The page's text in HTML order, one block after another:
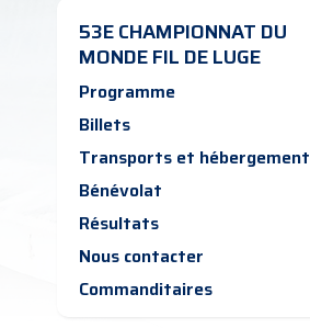
53E CHAMPIONNAT DU
MONDE FIL DE LUGE
Programme
Billets
Transports et hébergement
Bénévolat
Résultats
Nous contacter
Commanditaires